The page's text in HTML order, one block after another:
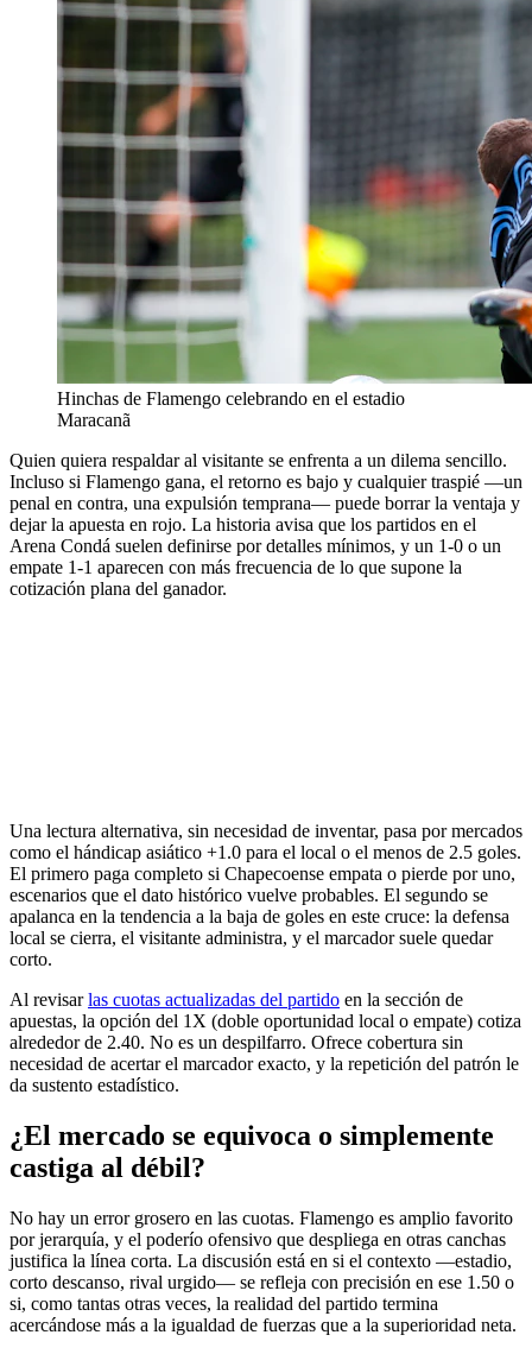
Hinchas de Flamengo celebrando en el estadio
Maracanã
Quien quiera respaldar al visitante se enfrenta a un dilema sencillo.
Incluso si Flamengo gana, el retorno es bajo y cualquier traspié —un
penal en contra, una expulsión temprana— puede borrar la ventaja y
dejar la apuesta en rojo. La historia avisa que los partidos en el
Arena Condá suelen definirse por detalles mínimos, y un 1-0 o un
empate 1-1 aparecen con más frecuencia de lo que supone la
cotización plana del ganador.
Una lectura alternativa, sin necesidad de inventar, pasa por mercados
como el hándicap asiático +1.0 para el local o el menos de 2.5 goles.
El primero paga completo si Chapecoense empata o pierde por uno,
escenarios que el dato histórico vuelve probables. El segundo se
apalanca en la tendencia a la baja de goles en este cruce: la defensa
local se cierra, el visitante administra, y el marcador suele quedar
corto.
Al revisarlas cuotas actualizadas del partido en la sección de
apuestas, la opción del 1X (doble oportunidad local o empate) cotiza
alrededor de 2.40. No es un despilfarro. Ofrece cobertura sin
necesidad de acertar el marcador exacto, y la repetición del patrón le
da sustento estadístico.
¿El mercado se equivoca o simplemente
castiga al débil?
No hay un error grosero en las cuotas. Flamengo es amplio favorito
por jerarquía, y el poderío ofensivo que despliega en otras canchas
justifica la línea corta. La discusión está en si el contexto —estadio,
corto descanso, rival urgido— se refleja con precisión en ese 1.50 o
si, como tantas otras veces, la realidad del partido termina
acercándose más a la igualdad de fuerzas que a la superioridad neta.